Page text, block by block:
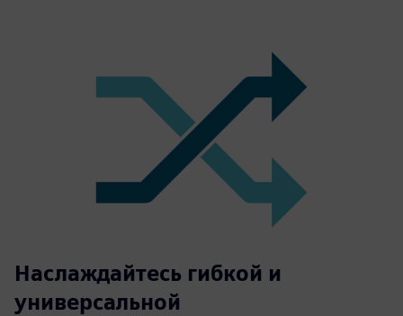
Наслаждайтесь гибкой и
универсальной